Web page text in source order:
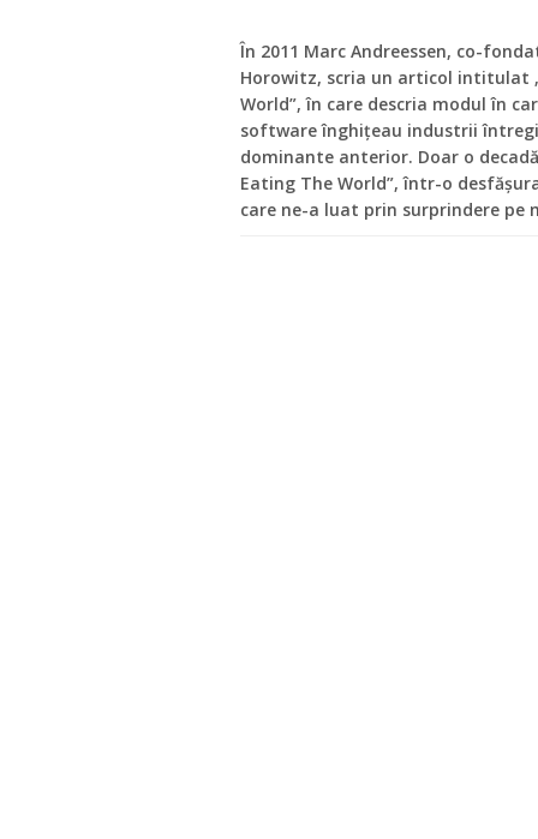
În 2011 Marc Andreessen, co-
Horowitz, scria un articol intitulat
World”, în care descria modul în
software înghițeau industrii
dominante anterior. Doar o
Eating The World”, într-o
care ne-a luat prin surprindere pe